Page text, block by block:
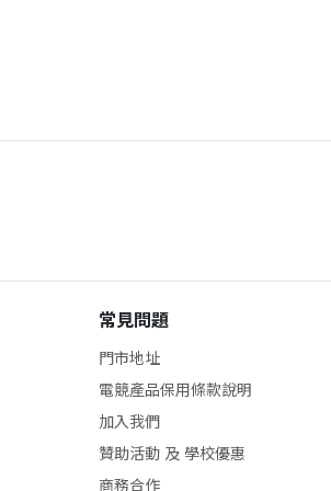
常見問題
門市地址
電競產品保用條款說明
加入我們
贊助活動 及 學校優惠
商務合作